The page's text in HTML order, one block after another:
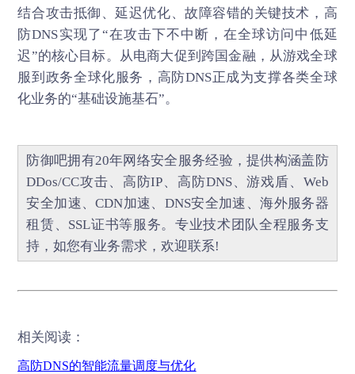
结合攻击抵御、延迟优化、故障容错的关键技术，高
防DNS实现了“在攻击下不中断，在全球访问中低延
迟”的核心目标。从电商大促到跨国金融，从游戏全球
服到政务全球化服务，高防DNS正成为支撑各类全球
化业务的“基础设施基石”。
防御吧拥有20年网络安全服务经验，提供构涵盖 防
DDos/CC攻击、 高防IP、高防DNS、游戏盾、 Web
安全加速、CDN加速、 DNS安全加速 、海外服务器
租赁、 SSL证书等服务。专业技术团队全程服务支
持，如您有业务需求，欢迎联系!
相关阅读：
高防DNS的智能流量调度与优化